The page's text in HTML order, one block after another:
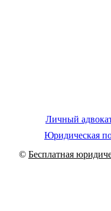
Личный
Юридическая
© Бесплатная